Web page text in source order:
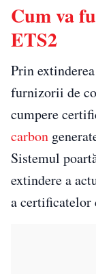
Cum va
ETS2
Prin
furnizorii de
cumpere
carbon
Sistemul
extindere a
a certificatelor